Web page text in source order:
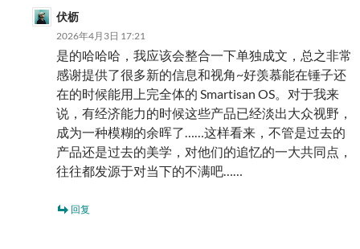
伏枥
2026年4月3日 17:21
是的哈哈哈，我应该会整合一下单独成文，总之非常
感谢提供了很多新的信息和视角~好羡慕能在锤子还
在的时候能用上完全体的 Smartisan OS。对于我来
说，有经济能力的时候这些产品已经淡出大众视野，
成为一种模糊的余晖了……这样看来，不管是过去的
产品还是过去的美学，对他们的追忆的一大共同点，
往往都发源于对当下的不满吧……
回复